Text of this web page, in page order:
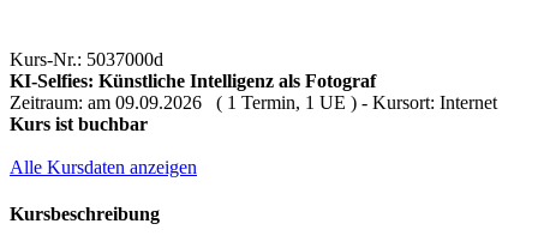
Kurs-Nr.: 5037000d
KI-Selfies: Künstliche Intelligenz als Fotograf
Zeitraum: am 09.09.2026 ( 1 Termin, 1 UE ) - Kursort: Internet
Kurs ist buchbar
Alle Kursdaten anzeigen
Kursbeschreibung